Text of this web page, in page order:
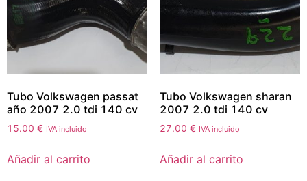
Tubo Volkswagen passat
año 2007 2.0 tdi 140 cv
15.00 € IVA incluido
Añadir al carrito
Tubo Volkswagen sharan
2007 2.0 tdi 140 cv
27.00 € IVA incluido
Añadir al carrito